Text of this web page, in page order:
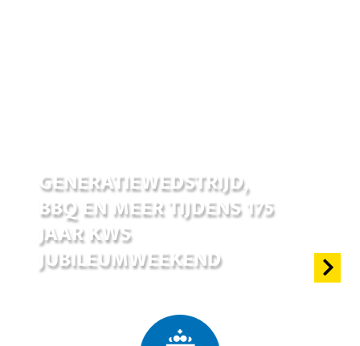
GENERATIEWEDSTRIJD,
BBQ EN MEER TIJDENS 175
JAAR KWS
JUBILEUMWEEKEND